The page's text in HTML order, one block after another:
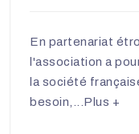
En partenariat
l'association a
la société
besoin,... Plus +